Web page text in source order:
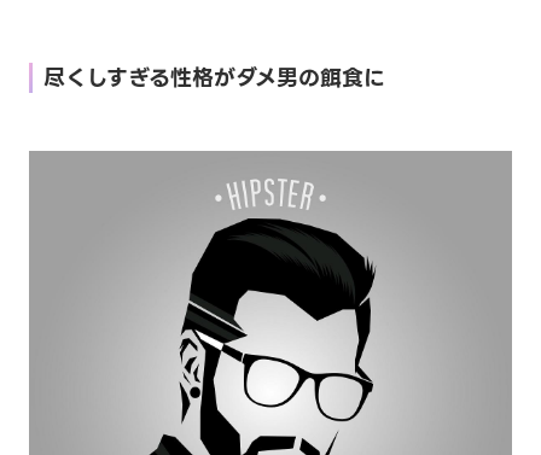
尽くしすぎる性格がダメ男の餌食に